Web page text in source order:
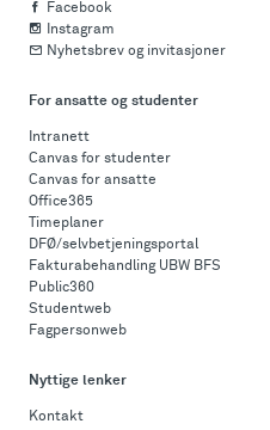
Facebook
Instagram
Nyhetsbrev og invitasjoner
For ansatte og studenter
Intranett
Canvas for studenter
Canvas for ansatte
Office365
Timeplaner
DFØ/selvbetjeningsportal
Fakturabehandling UBW BFS
Public360
Studentweb
Fagpersonweb
Nyttige lenker
Kontakt